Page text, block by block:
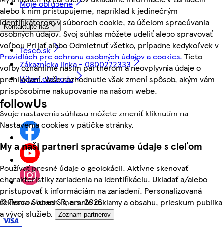
alebo k nim pristupujeme, napríklad k jedinečným
identifikátorom v súboroch cookie, za účelom spracúvania
osobných údajov. Svoj súhlas môžete udeliť alebo spravovať
voľbou Prijať alebo Odmietnuť všetko, prípadne kedykoľvek v
Pravidlách pre ochranu osobných údajov a cookies. Tieto
voľby oznámime našim partnerom a neovplyvnia údaje o
prehliadaní. Vaše rozhodnutie však zmení spôsob, akým vám
prispôsobíme nakupovanie na našom webe.
Svoje nastavenia súhlasu môžete zmeniť kliknutím na
Nastavenia cookies v pätičke stránky.
My a naši partneri spracúvame údaje s cieľom
Používať presné údaje o geolokácii. Aktívne skenovať
charakteristiky zariadenia na identifikáciu. Ukladať a/alebo
pristupovať k informáciám na zariadení. Personalizovaná
reklama a obsah, meranie reklamy a obsahu, prieskum publika
a vývoj služieb.
Zoznam partnerov
Moje obľúbené
Kontaktujte nás
Tesco.sk
Zákaznícka linka - 0800222333
Výber obchodu
followUs
©Tesco Stores SR, a.s. 2026